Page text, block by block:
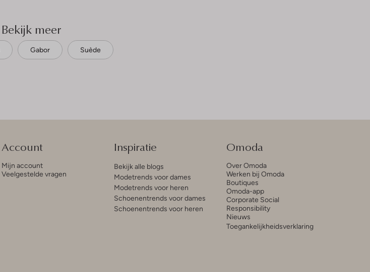
Bekijk meer
Gabor Suède
Account
Mijn account
Veelgestelde vragen
Inspiratie
Bekijk alle blogs
Modetrends voor dames
Modetrends voor heren
Schoenentrends voor dames
Schoenentrends voor heren
Omoda
Over Omoda
Werken bij Omoda
Boutiques
Omoda-app
Corporate Social
Responsibility
Nieuws
Toegankelijkheidsverklaring